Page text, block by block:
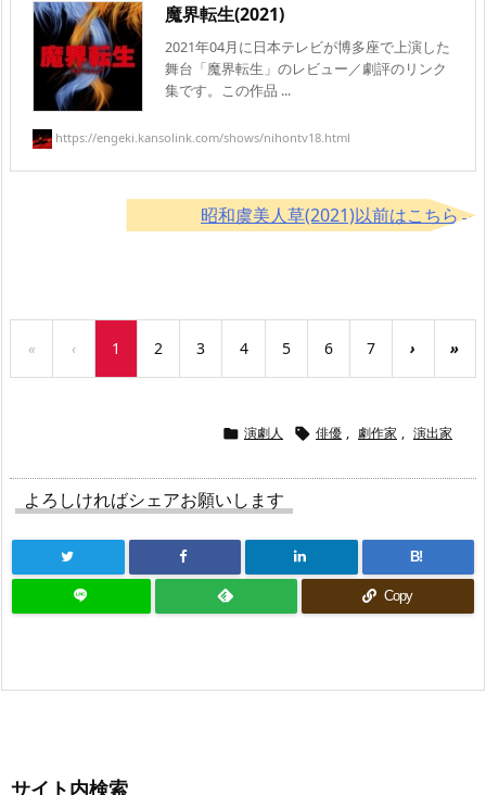
魔界転生(2021)
2021年04月に日本テレビが博多座で上演した
舞台「魔界転生」のレビュー／劇評のリンク
集です。この作品 ...
https://engeki.kansolink.com/shows/nihontv18.html
昭和虞美人草(2021)以前はこちら→
« ‹ 1 2 3 4 5 6 7 › »
 演劇人  俳優 , 劇作家 , 演出家
よろしければシェアお願いします
B!
Copy
サイト内検索